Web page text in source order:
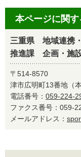
本ページに関
三重県 地域連携
推進課 企画・施
〒514-8570
津市広明町13番地（本
電話番号： 059-224-
ファクス番号：059-
メールアドレス：